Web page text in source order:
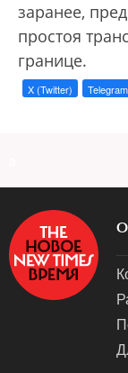
заранее,
простоя
границе.
X (Twitter) Telegram